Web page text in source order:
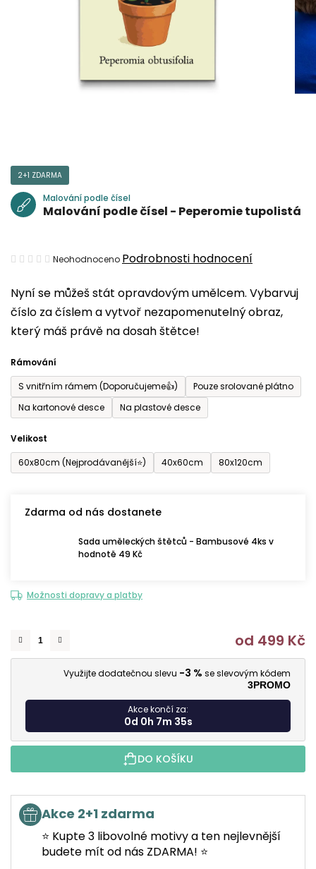
Nyní se můžeš stát opravdovým umělcem. Vybarvuj
číslo za číslem a vytvoř nezapomenutelný obraz,
který máš právě na dosah štětce!
Rámování
S vnitřním rámem (Doporučujeme👍)
Pouze srolované plátno
Na kartonové desce
Na plastové desce
Velikost
60x80cm (Nejprodávanější⭐)
40x60cm 80x120cm
Zdarma od nás dostanete
Sada uměleckých štětců - Bambusové 4ks v
hodnotě 49 Kč
Možnosti dopravy a platby
od 499 Kč
Využijte dodatečnou slevu -3 % se slevovým kódem
3PROMO
Akce končí za:
0d 0h 7m 35s
DO KOŠÍKU
Akce 2+1 zdarma
⭐ Kupte 3 libovolné motivy a ten nejlevnější
budete mít od nás ZDARMA! ⭐
2+1 ZDARMA
Malování podle čísel
Malování podle čísel - Peperomie tupolistá
Průměrné
produktu
je
0,0
5
hvězdiček.
Neohodnoceno Podrobnosti hodnocení